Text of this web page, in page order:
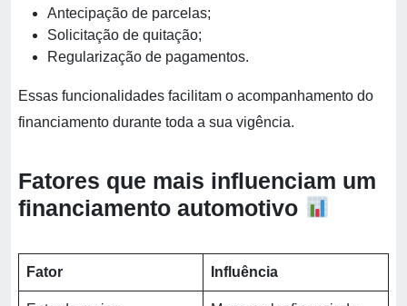
Antecipação de parcelas;
Solicitação de quitação;
Regularização de pagamentos.
Essas funcionalidades facilitam o acompanhamento do
financiamento durante toda a sua vigência.
Fatores que mais influenciam um
financiamento automotivo
Fator Influência